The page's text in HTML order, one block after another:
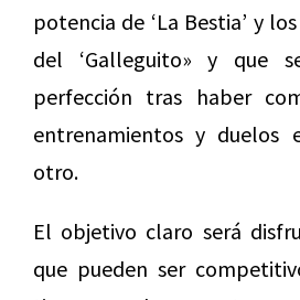
potencia de ‘La Bestia’ y
del ‘Galleguito» y que
perfección tras haber
entrenamientos y
otro.
El objetivo claro será
que pueden ser